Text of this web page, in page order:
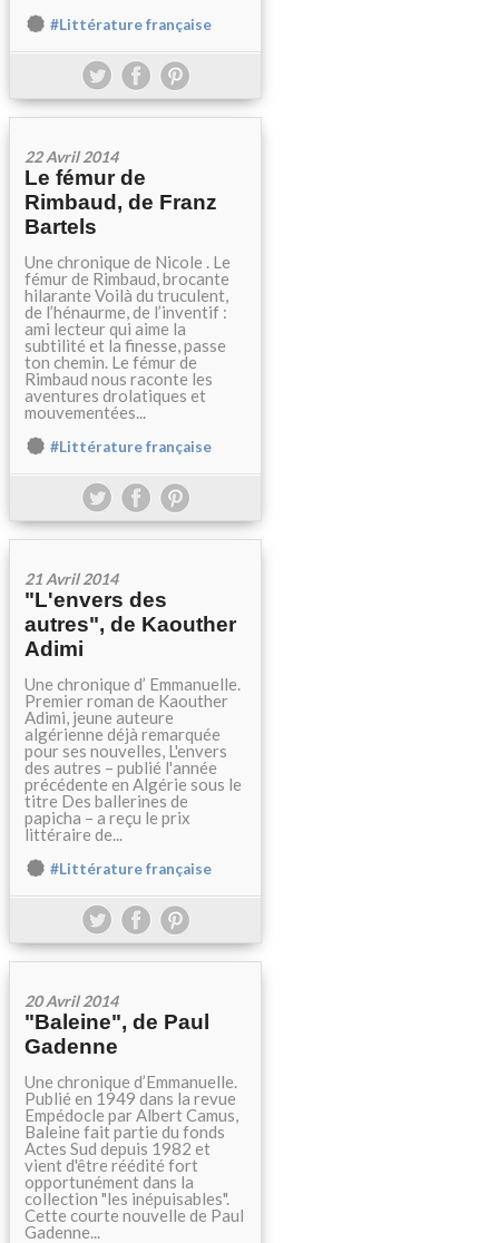
#Littérature française
22 Avril 2014
Le fémur de
Rimbaud, de Franz
Bartels
Une chronique de Nicole . Le
fémur de Rimbaud, brocante
hilarante Voilà du truculent,
de l’hénaurme, de l’inventif :
ami lecteur qui aime la
subtilité et la finesse, passe
ton chemin. Le fémur de
Rimbaud nous raconte les
aventures drolatiques et
mouvementées...
#Littérature française
21 Avril 2014
"L'envers des
autres", de Kaouther
Adimi
Une chronique d’ Emmanuelle.
Premier roman de Kaouther
Adimi, jeune auteure
algérienne déjà remarquée
pour ses nouvelles, L'envers
des autres – publié l'année
précédente en Algérie sous le
titre Des ballerines de
papicha – a reçu le prix
littéraire de...
#Littérature française
20 Avril 2014
"Baleine", de Paul
Gadenne
Une chronique d’Emmanuelle.
Publié en 1949 dans la revue
Empédocle par Albert Camus,
Baleine fait partie du fonds
Actes Sud depuis 1982 et
vient d'être réédité fort
opportunément dans la
collection "les inépuisables".
Cette courte nouvelle de Paul
Gadenne...